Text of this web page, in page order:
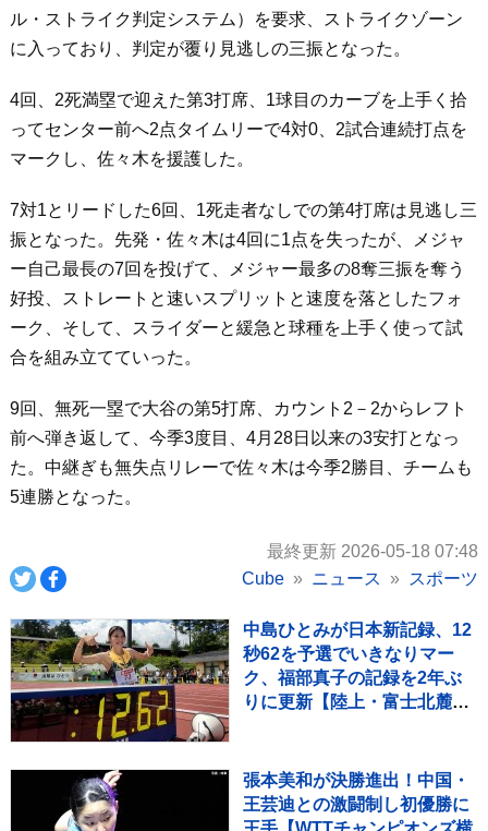
ル・ストライク判定システム）を要求、ストライクゾーン
に入っており、判定が覆り見逃しの三振となった。
4回、2死満塁で迎えた第3打席、1球目のカーブを上手く拾
ってセンター前へ2点タイムリーで4対0、2試合連続打点を
マークし、佐々木を援護した。
7対1とリードした6回、1死走者なしでの第4打席は見逃し三
振となった。先発・佐々木は4回に1点を失ったが、メジャ
ー自己最長の7回を投げて、メジャー最多の8奪三振を奪う
好投、ストレートと速いスプリットと速度を落としたフォ
ーク、そして、スライダーと緩急と球種を上手く使って試
合を組み立てていった。
9回、無死一塁で大谷の第5打席、カウント2－2からレフト
前へ弾き返して、今季3度目、4月28日以来の3安打となっ
た。中継ぎも無失点リレーで佐々木は今季2勝目、チームも
5連勝となった。
最終更新 2026-05-18 07:48
Cube
ニュース スポーツ
中島ひとみが日本新記録、12
秒62を予選でいきなりマー
ク、福部真子の記録を2年ぶ
りに更新【陸上・富士北麓ワ
張本美和が決勝進出！中国・
王芸迪との激闘制し初優勝に